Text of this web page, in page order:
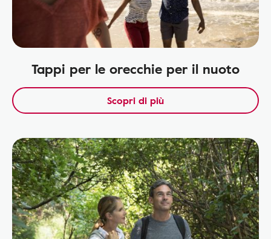
Tappi per le orecchie per il nuoto
Scopri di più